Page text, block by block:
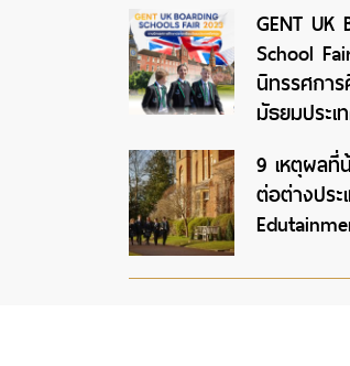
GENT UK
School
นิทรรศการ
มัธยมประ
9 เหตุผลที่
ต่อต่างประ